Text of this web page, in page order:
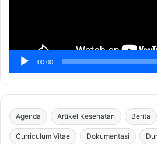
00:00
Agenda Artikel Kesehatan Berita
Curriculum Vitae Dokumentasi